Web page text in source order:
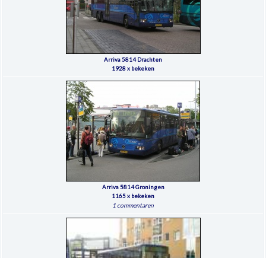
Arriva 5814 Drachten
1928 x bekeken
Arriva 5814 Groningen
1165 x bekeken
1 commentaren